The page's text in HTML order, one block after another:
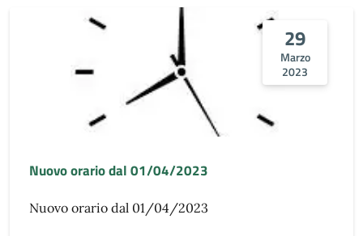
29
Marzo
2023
Nuovo orario dal 01/04/2023
Nuovo orario dal 01/04/2023